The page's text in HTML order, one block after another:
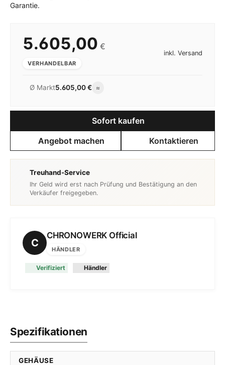
Garantie.
5.605,00 €
VERHANDELBAR
inkl. Versand
Ø Markt5.605,00 € ≈
Sofort kaufen
Angebot machen
Kontaktieren
Treuhand-Service
Ihr Geld wird erst nach Prüfung und Bestätigung an den
Verkäufer freigegeben.
C
CHRONOWERK Official
HÄNDLER
Verifiziert Händler
Spezifikationen
GEHÄUSE